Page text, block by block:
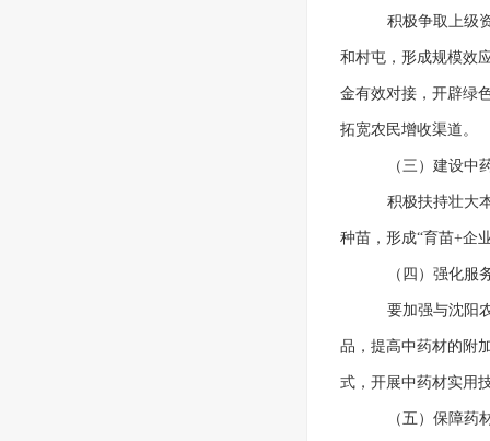
积极争取上级
和村屯，形成规模效
金有效对接，开辟绿
拓宽农民增收渠道。
（三）建设中
积极扶持壮大
种苗，形成“育苗+企
（四）强化服
要加强与沈阳
品，提高中药材的附
式，开展中药材实用
（五）保障药